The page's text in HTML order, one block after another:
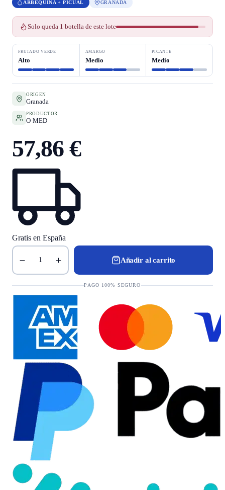
ARBEQUINA + PICUAL GRANADA
Solo queda 1 botella de este lote
FRUTADO VERDE
Alto
AMARGO
Medio
PICANTE
Medio
ORIGEN
Granada
PRODUCTOR
O-MED
57,86 €
Gratis en España
1 Añadir al carrito
PAGO 100% SEGURO